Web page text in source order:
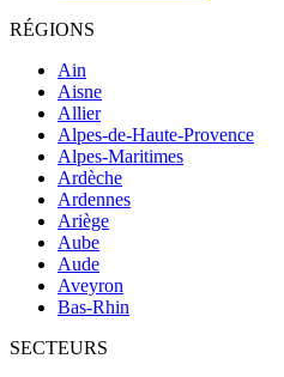
RÉGIONS
Ain
Aisne
Allier
Alpes-de-Haute-Provence
Alpes-Maritimes
Ardèche
Ardennes
Ariège
Aube
Aude
Aveyron
Bas-Rhin
SECTEURS